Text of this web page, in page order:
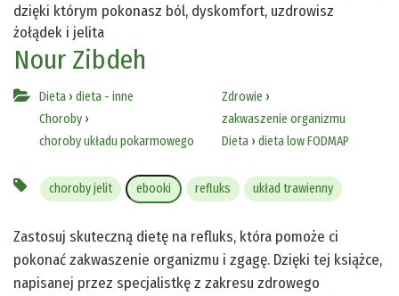
dzięki którym pokonasz ból, dyskomfort, uzdrowisz
żołądek i jelita
Nour Zibdeh
Dieta › dieta - inne
Choroby ›
choroby układu pokarmowego
Zdrowie ›
zakwaszenie organizmu
Dieta› dieta low FODMAP
choroby jelit ebooki refluks układ trawienny
Zastosuj skuteczną dietę na refluks, która pomoże ci
pokonać zakwaszenie organizmu i zgagę. Dzięki tej książce,
napisanej przez specjalistkę z zakresu zdrowego